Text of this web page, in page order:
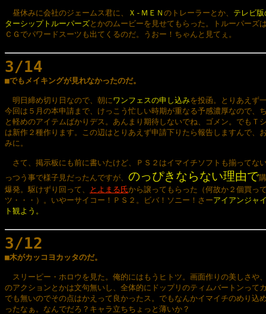
昼休みに会社のジェームス君に、 Ｘ-ＭＥＮ のトレーラーとか、 テレビ版
ターシップトルーパーズとかのムービーを見せてもらった。トルーパーズ
ＣＧでパワードスーツも出てくるのだ。うおー！ちゃんと見てぇ。
3/14
■でもメイキングが見れなかったのだ。
明日締め切り日なので、朝に ワンフェスの申し込みを投函。とりあえず
今回は５月の本申請まで、けっこう忙しい時期が重なる予感濃厚なので、
と軽めのアイテムばかりデス。あんまり期待しないでね、ゴメン。でもＴ
は新作２種作ります。この辺はとりあえず申請下りたら報告しますんで、
みに。
さて、掲示板にも前に書いたけど、ＰＳ２はイマイチソフトも揃ってな
っつう事で様子見だったんですが、 のっぴきならない理由で
爆発。駆けずり回って、
とよまる氏から譲ってもらった（何故か２個買っ
ツ・・・）。いやーサイコー！ＰＳ２。ビバ！ソニー！さーアイアンジャ
ト観よう。
3/12
■木がカッコヨカッタのだ。
スリーピー・ホロウを見た。俺的にはもうヒトツ。画面作りの美しさや
のアクションとかは文句無いし、全体的にドップリのティムバートンって
でも無いのでその点はかえって良かったス。でもなんかイマイチのめり込
ったなぁ。なんでだろ？キャラ立ちちょっと薄いか？